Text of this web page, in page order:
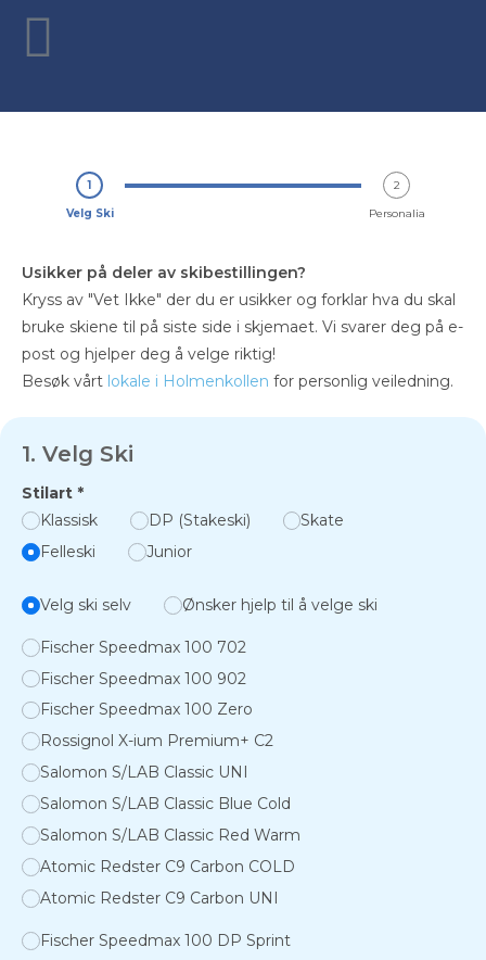
1
Velg Ski
2
Personalia
Usikker på deler av skibestillingen?
Kryss av "Vet Ikke" der du er usikker og forklar hva du skal
bruke skiene til på siste side i skjemaet. Vi svarer deg på e-
post og hjelper deg å velge riktig!
Besøk vårt lokale i Holmenkollen for personlig veiledning.
1. Velg Ski
Stilart *
Klassisk
DP (Stakeski)
Skate
Felleski
Junior
Velg ski selv Ønsker hjelp til å velge ski
Fischer Speedmax 100 702
Fischer Speedmax 100 902
Fischer Speedmax 100 Zero
Rossignol X-ium Premium+ C2
Salomon S/LAB Classic UNI
Salomon S/LAB Classic Blue Cold
Salomon S/LAB Classic Red Warm
Atomic Redster C9 Carbon COLD
Atomic Redster C9 Carbon UNI
Fischer Speedmax 100 DP Sprint